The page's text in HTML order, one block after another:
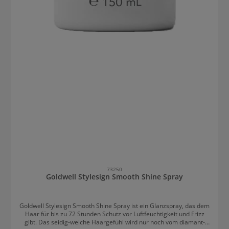
73250
Goldwell Stylesign Smooth Shine Spray
Goldwell Stylesign Smooth Shine Spray ist ein Glanzspray, das dem
Haar für bis zu 72 Stunden Schutz vor Luftfeuchtigkeit und Frizz
gibt. Das seidig-weiche Haargefühl wird nur noch vom diamant-